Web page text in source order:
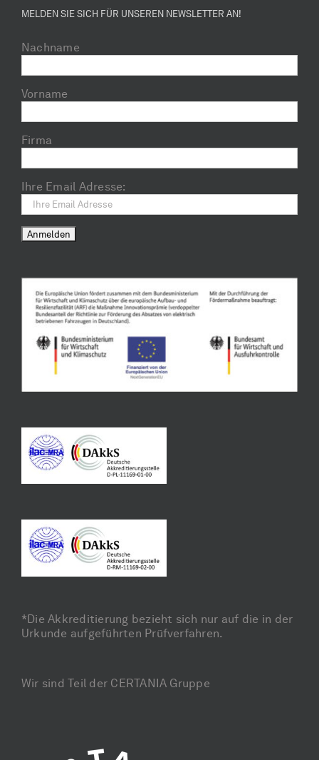
MELDEN SIE SICH FÜR UNSEREN NEWSLETTER AN!
Nachname
Vorname
Firma
Ihre Email Adresse:
*Die Akkreditierung bezieht sich nur auf die in der
Urkunde aufgeführten Prüfverfahren.
Wir sind Teil der CERTANIA Gruppe